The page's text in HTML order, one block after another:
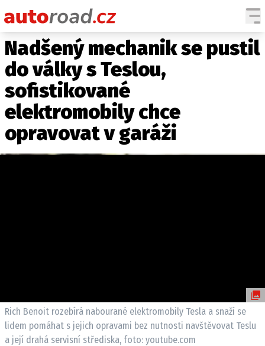
AUTA
TESTY AUT
NOVINKY
EKO
SPY
HISTORIE
NOVINKY ZE SVĚTA EV
TESTY ELEKTROMOBILŮ
TRH S ELEKTROMOBILY
Nadšený mechanik se pustil
do války s Teslou,
sofistikované
elektromobily chce
opravovat v garáži
Rich Benoit rozebírá nabourané elektromobily Tesla a snaží se
lidem pomáhat s jejich opravami bez nutnosti navštěvovat Teslu
a její drahá servisní střediska, foto: youtube.com